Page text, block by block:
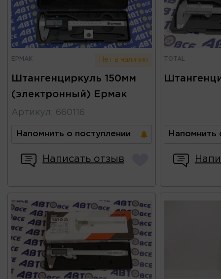
ЕРМАК Нет в наличии
Штангенциркуль 150мм
(электронный) Ермак
Артикул : 660116
Напомнить о поступлении
Написать отзыв
TOTAL
Напомнить